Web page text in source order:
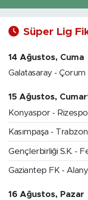
Süper Lig
14 Ağustos, Cuma
Galatasaray - Çorum
15 Ağustos,
Konyaspor -
Kasımpaşa -
Gençlerbirliği S.K. -
Gaziantep FK -
16 Ağustos, Pazar